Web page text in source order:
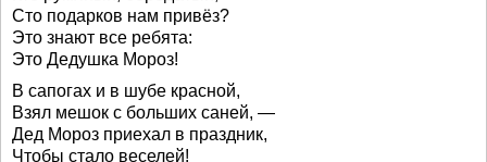
Сто подарков нам привёз?
Это знают все ребята:
Это Дедушка Мороз!
В сапогах и в шубе красной,
Взял мешок с больших саней, —
Дед Мороз приехал в праздник,
Чтобы стало веселей!